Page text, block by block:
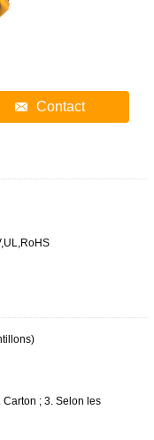
Contact
Carton ; 3. Selon les